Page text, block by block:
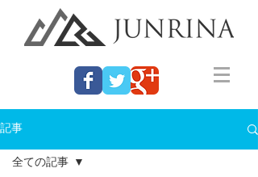
記事
全ての記事